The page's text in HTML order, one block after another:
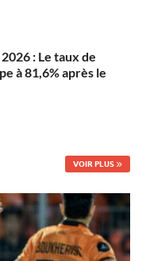
: Le taux de
à 81,6% après le
VOIR PLUS